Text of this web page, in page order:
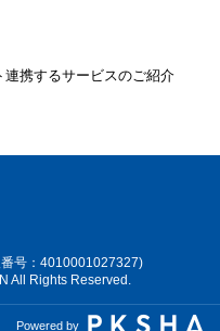
携するサービスのご紹介
号：4010001027327)
All Rights Reserved.
Powered by